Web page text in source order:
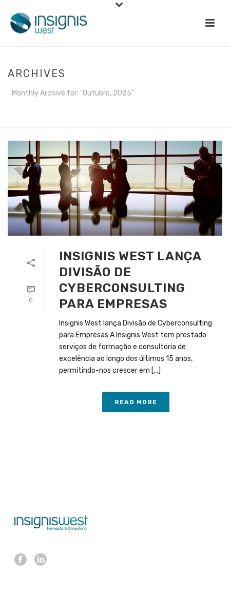
ARCHIVES
Monthly Archive for: "Outubro, 2025"
0
INSIGNIS WEST LANÇA
DIVISÃO DE
CYBERCONSULTING
PARA EMPRESAS
Insignis West lança Divisão de Cyberconsulting
para Empresas A Insignis West tem prestado
serviços de formação e consultoria de
excelência ao longo dos últimos 15 anos,
permitindo-nos crescer em [...]
READ MORE